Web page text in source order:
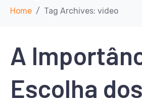
Home Tag Archives: video
A
Escolha dos